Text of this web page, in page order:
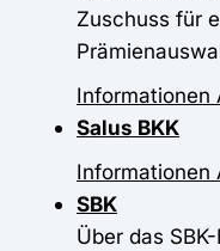
Zuschuss für
Informationen
Salus BKK
Informationen
SBK
Über das